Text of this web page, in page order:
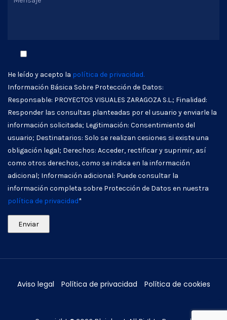
He leído y acepto la política de privacidad.
Información Básica Sobre Protección de Datos:
Responsable: PROYECTOS VISUALES ZARAGOZA S.L.; Finalidad:
Responder las consultas planteadas por el usuario y enviarle la
información solicitada; Legitimación: Consentimiento del
usuario; Destinatarios: Solo se realizan cesiones si existe una
obligación legal; Derechos: Acceder, rectificar y suprimir, así
como otros derechos, como se indica en la información
adicional; Información adicional: Puede consultar la
información completa sobre Protección de Datos en nuestra
política de privacidad*
Aviso legal Política de privacidad Política de cookies